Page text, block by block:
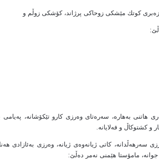
كوتك مێشكى زوحاكى پرژاند، كۆشكى زوڵم و
هاتنى به‌هاره‌، سه‌ره‌تاى وه‌رزى كارو تێكۆشانه‌،
و كشتوكاڵ و فه‌لایانه‌.
سه‌رهه‌ڵدانه‌، كاتى ژیانه‌وه‌ى ژیانه‌، وه‌رزى به‌ئازادى
مامۆستا هێمنى نه‌مر ده‌ڵێ: